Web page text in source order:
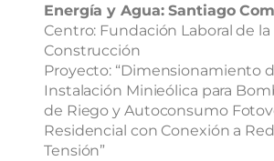
Energía y Agua: Santiago
Centro: Fundación Laboral de la
Construcción
Proyecto: “Dimensionamiento
Instalación Minieólica para
de Riego y Autoconsumo
Residencial con Conexión a
Tensión”